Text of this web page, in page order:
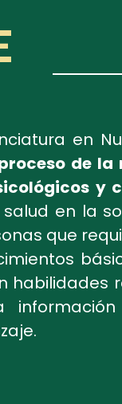
en
de la
y
en la
que
habilidades